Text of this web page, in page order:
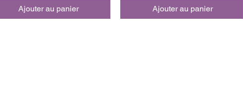
Ajouter au panier Ajouter au panier